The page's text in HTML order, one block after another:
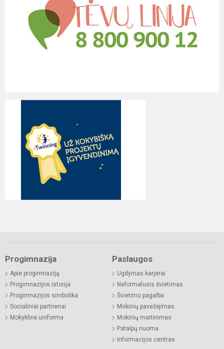
Progimnazija
Apie progimnaziją
Progimnazijos istorija
Progimnazijos simbolika
Socialiniai partneriai
Mokyklinė uniforma
Paslaugos
Ugdymas karjerai
Neformalusis švietimas
Švietimo pagalba
Mokinių pavežėjimas
Mokinių maitinimas
Patalpų nuoma
Informacijos centras